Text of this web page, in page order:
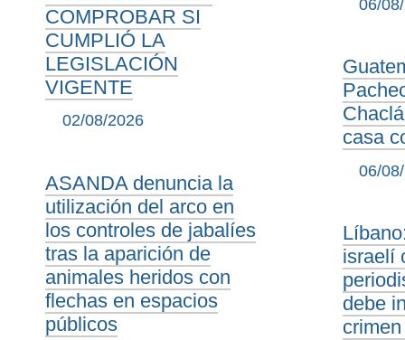
COMPROBAR SI
CUMPLIÓ LA
LEGISLACIÓN
VIGENTE
02/08/2026
ASANDA denuncia la
utilización del arco en
los controles de jabalíes
tras la aparición de
animales heridos con
flechas en espacios
públicos
06/
casa
06/
israelí
debe